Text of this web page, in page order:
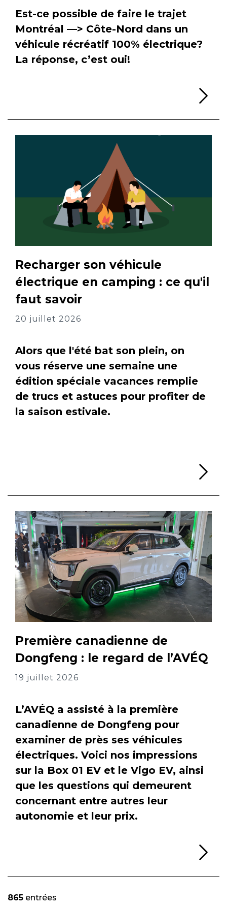
Est-ce possible de faire le trajet
Montréal —> Côte-Nord dans un
véhicule récréatif 100% électrique?
La réponse, c’est oui!
Recharger son véhicule
électrique en camping : ce qu'il
faut savoir
20 juillet 2026
Alors que l'été bat son plein, on
vous réserve une semaine une
édition spéciale vacances remplie
de trucs et astuces pour profiter de
la saison estivale.
Première canadienne de
Dongfeng : le regard de l’AVÉQ
19 juillet 2026
L’AVÉQ a assisté à la première
canadienne de Dongfeng pour
examiner de près ses véhicules
électriques. Voici nos impressions
sur la Box 01 EV et le Vigo EV, ainsi
que les questions qui demeurent
concernant entre autres leur
autonomie et leur prix.
865 entrées